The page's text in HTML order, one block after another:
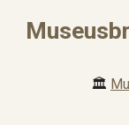
Museusbr
🏛️